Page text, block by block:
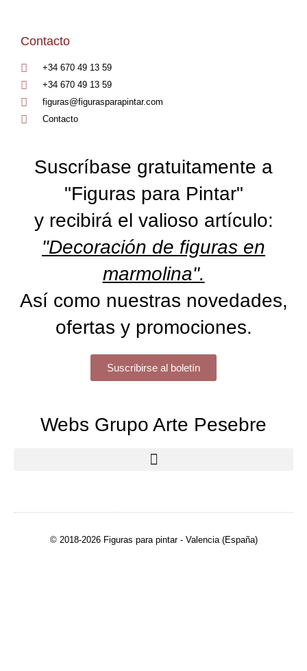
Contacto
+34 670 49 13 59
+34 670 49 13 59
figuras@figurasparapintar.com
Contacto
Suscríbase gratuitamente a
"Figuras para Pintar"
y recibirá el valioso artículo:
"Decoración de figuras en
marmolina".
Así como nuestras novedades,
ofertas y promociones.
Suscribirse al boletín
Webs Grupo Arte Pesebre
© 2018-2026 Figuras para pintar - Valencia (España)